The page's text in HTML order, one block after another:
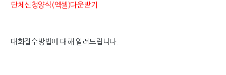
단체신청양식(엑셀)다운받기
대회접수방법에 대해 알려드립니다.